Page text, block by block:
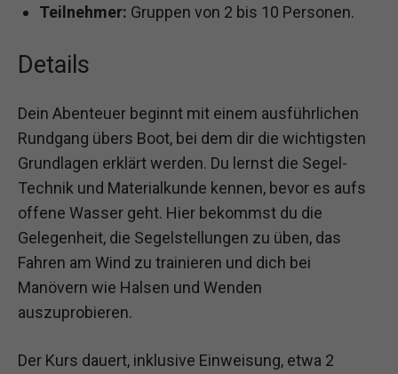
Teilnehmer: Gruppen von 2 bis 10 Personen.
Details
Dein Abenteuer beginnt mit einem ausführlichen
Rundgang übers Boot, bei dem dir die wichtigsten
Grundlagen erklärt werden. Du lernst die Segel-
Technik und Materialkunde kennen, bevor es aufs
offene Wasser geht. Hier bekommst du die
Gelegenheit, die Segelstellungen zu üben, das
Fahren am Wind zu trainieren und dich bei
Manövern wie Halsen und Wenden
auszuprobieren.
Der Kurs dauert, inklusive Einweisung, etwa 2